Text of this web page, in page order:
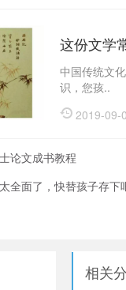
这份文学
吧！小学
中国传统文
识，您孩..
2019-09-
论文成书教程
全面了，快替孩子存下
相关